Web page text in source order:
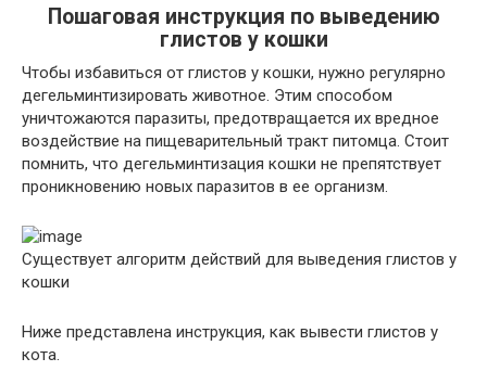
Пошаговая инструкция по выведению
глистов у кошки
Чтобы избавиться от глистов у кошки, нужно регулярно
дегельминтизировать животное. Этим способом
уничтожаются паразиты, предотвращается их вредное
воздействие на пищеварительный тракт питомца. Стоит
помнить, что дегельминтизация кошки не препятствует
проникновению новых паразитов в ее организм.
Существует алгоритм действий для выведения глистов у
кошки
Ниже представлена инструкция, как вывести глистов у
кота.